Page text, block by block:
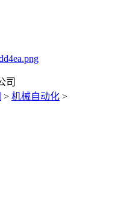
> 机械自动化 >